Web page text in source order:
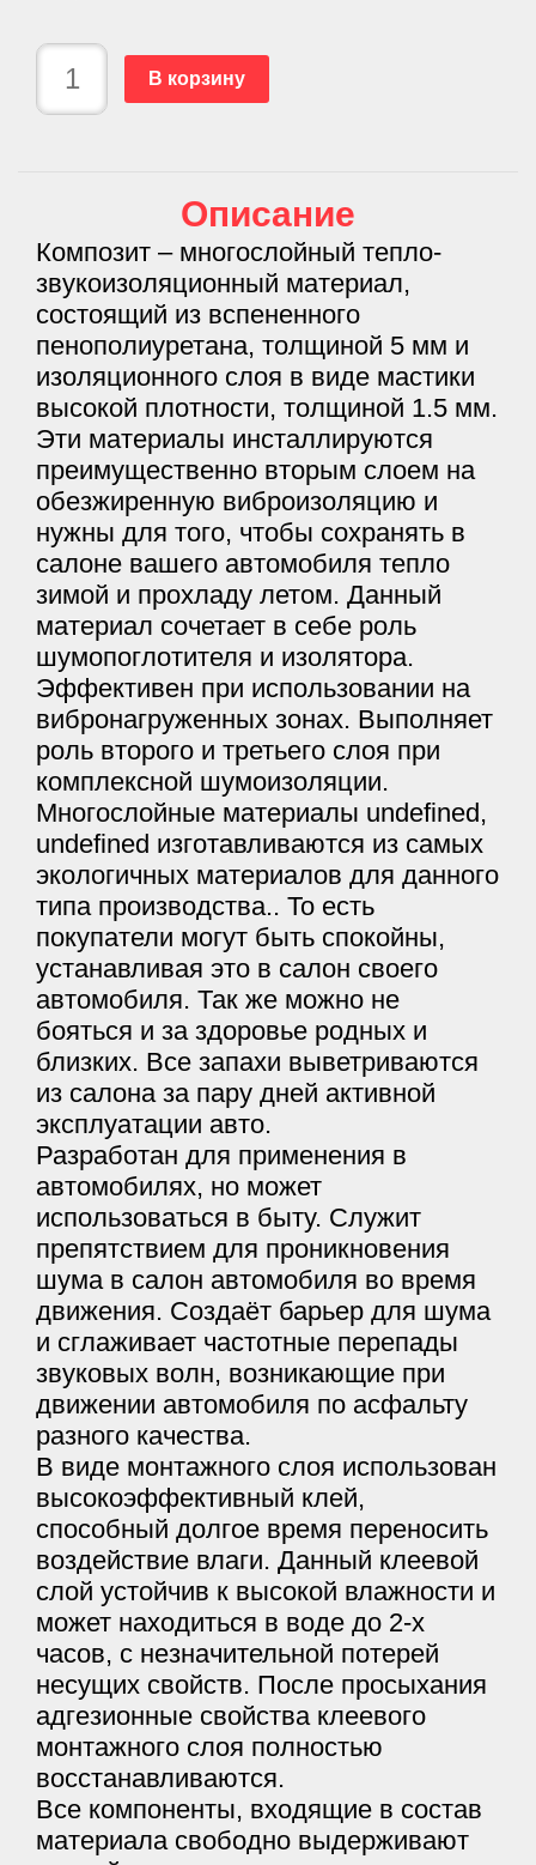
В корзину
Описание
Композит – многослойный тепло-
звукоизоляционный материал,
состоящий из вспененного
пенополиуретана, толщиной 5 мм и
изоляционного слоя в виде мастики
высокой плотности, толщиной 1.5 мм.
Эти материалы инсталлируются
преимущественно вторым слоем на
обезжиренную виброизоляцию и
нужны для того, чтобы сохранять в
салоне вашего автомобиля тепло
зимой и прохладу летом. Данный
материал сочетает в себе роль
шумопоглотителя и изолятора.
Эффективен при использовании на
вибронагруженных зонах. Выполняет
роль второго и третьего слоя при
комплексной шумоизоляции.
Многослойные материалы undefined,
undefined изготавливаются из самых
экологичных материалов для данного
типа производства.. То есть
покупатели могут быть спокойны,
устанавливая это в салон своего
автомобиля. Так же можно не
бояться и за здоровье родных и
близких. Все запахи выветриваются
из салона за пару дней активной
эксплуатации авто.
Разработан для применения в
автомобилях, но может
использоваться в быту. Служит
препятствием для проникновения
шума в салон автомобиля во время
движения. Создаёт барьер для шума
и сглаживает частотные перепады
звуковых волн, возникающие при
движении автомобиля по асфальту
разного качества.
В виде монтажного слоя использован
высокоэффективный клей,
способный долгое время переносить
воздействие влаги. Данный клеевой
слой устойчив к высокой влажности и
может находиться в воде до 2-х
часов, с незначительной потерей
несущих свойств. После просыхания
адгезионные свойства клеевого
монтажного слоя полностью
восстанавливаются.
Все компоненты, входящие в состав
материала свободно выдерживают